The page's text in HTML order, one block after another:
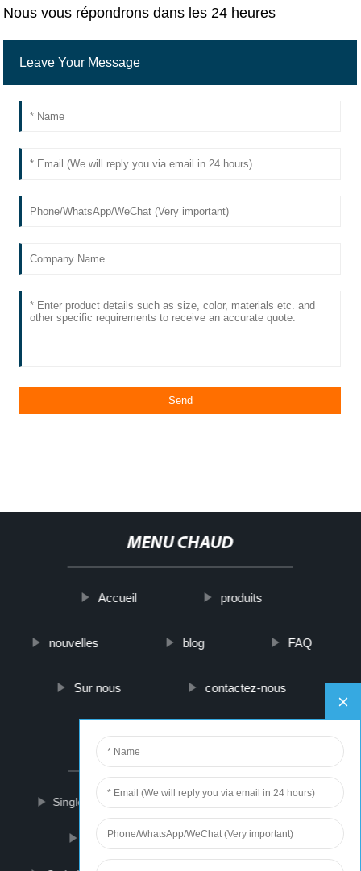
Nous vous répondrons dans les 24 heures
MENU CHAUD
Accueil produits
nouvelles blog FAQ
Sur nous contactez-nous
PARTNER COMPANY
Single Slot Felt Suction Box
Охотничий дальномер Cat Litter